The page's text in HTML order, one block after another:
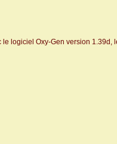
logiciel Oxy-Gen version 1.39d,